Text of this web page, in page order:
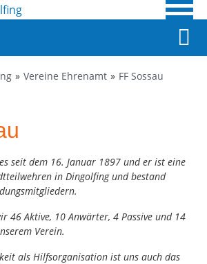
Vereine Ehrenamt FF Sossau
seit dem 16. Januar 1897 und er ist eine
in Dingolfing und bestand
46 Aktive, 10 Anwärter, 4 Passive und 14
Verein.
als Hilfsorganisation ist uns auch das